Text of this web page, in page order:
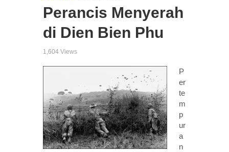
Perancis Menyerah
di Dien Bien Phu
1,604 Views
P
er
te
m
p
ur
a
n